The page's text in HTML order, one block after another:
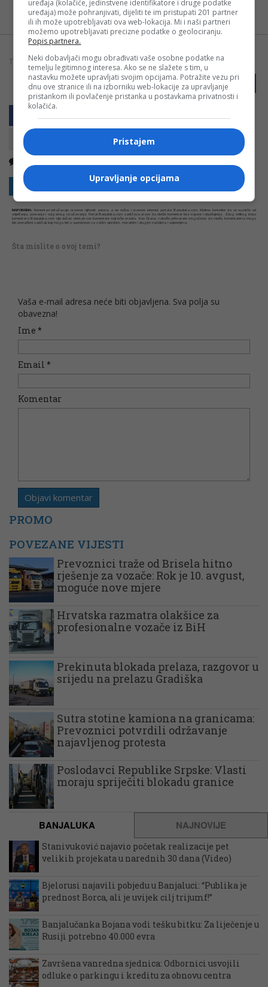
Možete nas pratiti i putem aplikacije za
Android
TAGOVI: BLOKADA KAMION PREVOZNICI SRBIJA
PRIJAVI GREŠKU
Kopirati
Sakrij sve komentare Prikaži komentare
NAPOMENA: Komentari odražavaju stavove njihovih autora, a ne nužno i stavove internet portala Banjaluka.com. Molimo korisnike da se suzdrže od
vrijeđanja, psovanja i vulgarnog izražavanja. Portal Banjaluka.com zadržava pravo da obriše komentar bez najave i objašnjenja. Zbog velikog broja
komentara Banjaluka.com nije dužan obrisati sve komentare koji krše pravila. Kao čitalac takođe prihvatate mogućnost da među komentarima mogu
biti pronađeni sadržaji koji mogu biti u suprotnosti sa vašim vjerskim, moralnim i drugim načelima i uvjerenjima.
Šta mislite o ovoj temi?
Vaša e-mail adresa neće biti objavljena. Sva polja su
obavezna!
Ime *
Email *
Komentar
PROMO
POVEZANE VIJESTI
Prevoznici traže od Brisela hitno
rješenje za vozače: Rok je 10. avgust,
moguće nove mjere
Hrvatska razmatra olakšice za
profesionalne vozače iz BiH
Prekinuta blokada prelaza, razgovor u
srijedu na prelazu Gradiška
Sutra stotine kamiona na granicama:
Prevoznici potvrdili održavanje
najavljenog protesta
Poslodavci Republike Srpske: Vlasti
moraju spriječiti blokadu granice
BANJALUKA NAJNOVIJE
Stanivuković najavio početak realizacije pet
velikih projekata u narednih 30 dana (Video)
Bjelorusi najavili pobjedu u Banjaluci: “Publika je
prednost Borca, ali je uvijek cilj trijumf!”
Banjalučanka Bojana vodi tešku bitku: Za liječenje u
Rusiji potrebno 40.000 evra
Završena vanredna sjednica: Odbornici usvojili
odluke o parkingu i kreditu za obnovu centra
uređaja (kolačiće, jedinstvene identifikatore i druge podatke
uređaja) može pohranjivati, dijeliti te im pristupati 201 partner
ili ih može upotrebljavati ova web-lokacija. Mi i naši partneri
možemo upotrebljavati precizne podatke o geolociranju.
Popis partnera.
Neki dobavljači mogu obrađivati vaše osobne podatke na
temelju legitimnog interesa. Ako se ne slažete s tim, u
nastavku možete upravljati svojim opcijama. Potražite vezu pri
dnu ove stranice ili na izborniku web-lokacije za upravljanje
pristankom ili povlačenje pristanka u postavkama privatnosti i
kolačića.
Pristajem
Upravljanje opcijama